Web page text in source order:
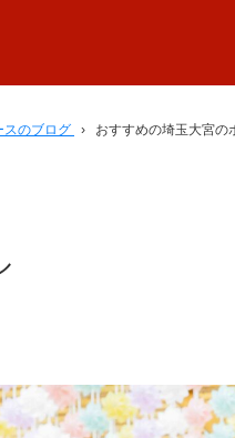
スのブログ › おすすめの埼玉大宮の